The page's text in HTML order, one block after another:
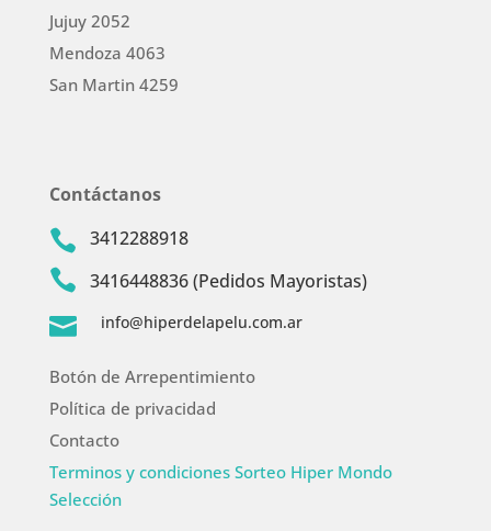
Jujuy 2052
Mendoza 4063
San Martin 4259
Contáctanos
 3412288918
 3416448836 (Pedidos Mayoristas)
 info@hiperdelapelu.com.ar
Botón de Arrepentimiento
Política de privacidad
Contacto
Terminos y condiciones Sorteo Hiper Mondo
Selección